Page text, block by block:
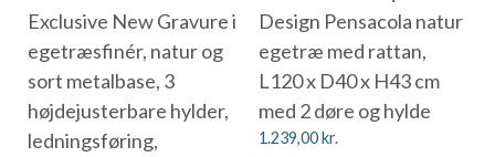
Exclusive New Gravure i
egetræsfinér, natur og
sort metalbase, 3
højdejusterbare hylder,
ledningsføring,
Design Pensacola natur
egetræ med rattan,
L120 x D40 x H43 cm
med 2 døre og hylde
1.239,00kr.